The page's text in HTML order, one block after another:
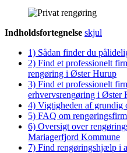
Indholdsfortegnelse skjul
1) Sådan finder du
2) Find et professionelt
rengøring i Øster Hurup
3) Find et professionelt
erhvervsrengøring i Øster
4) Vigtigheden af
5) FAQ om
6) Oversigt over
Mariagerfjord Kommune
7) Find rengøringshjælp i